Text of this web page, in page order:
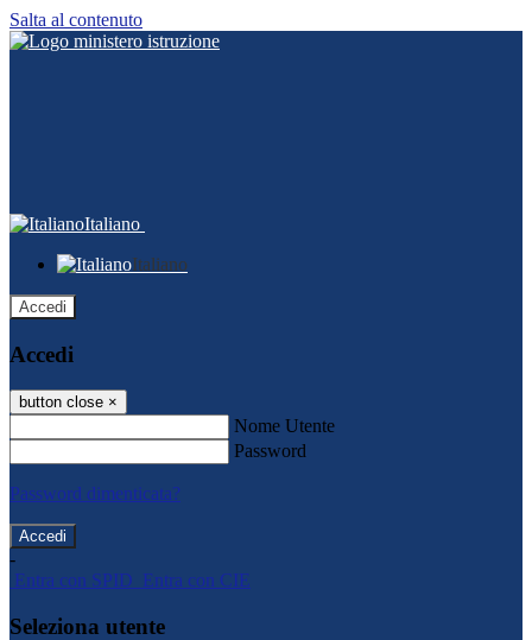
Salta al contenuto
Italiano
Italiano
Accedi
Accedi
button close ×
Nome Utente
Password
Password dimenticata?
-
Entra con SPID Entra con CIE
Seleziona utente